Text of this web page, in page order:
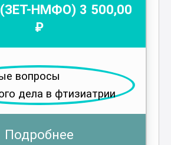
(ЗЕТ-НМФО) 3 500,00
₽
Подробнее